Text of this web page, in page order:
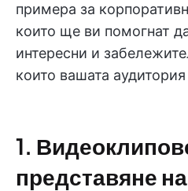
примера за
които ще ви помогнат
интересни и
които вашата
1.
представяне